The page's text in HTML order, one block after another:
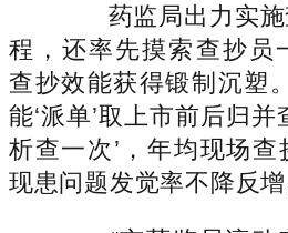
药监局出力实施
程，还率先摸索查抄员
查抄效能获得锻制沉塑
能‘派单’取上市前后归并
析查一次’，年均现场查
现患问题发觉率不降反增